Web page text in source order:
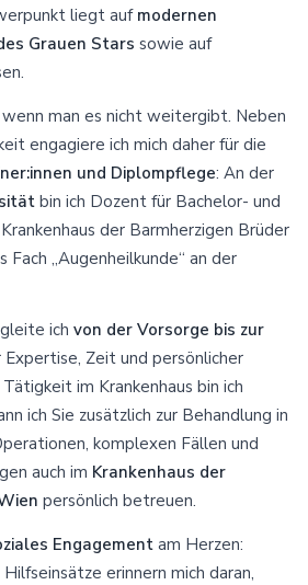
liegt auf modernen
Grauen Stars sowie auf
man es nicht weitergibt. Neben
engagiere ich mich daher für die
und Diplompflege: An der
bin ich Dozent für Bachelor- und
der Barmherzigen Brüder
„Augenheilkunde“ an der
ich von der Vorsorge bis zur
Zeit und persönlicher
im Krankenhaus bin ich
ich Sie zusätzlich zur Behandlung in
komplexen Fällen und
auch im Krankenhaus der
persönlich betreuen.
Engagement am Herzen:
erinnern mich daran,